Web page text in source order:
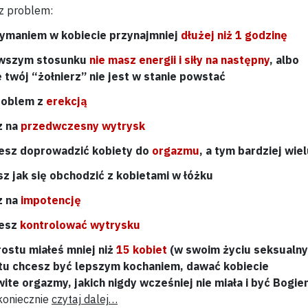
problem:
w kobiecie przynajmniej dłużej niż 1 godzinę
stosunku nie masz energii i siły na następny, albo
twój “żołnierz” nie jest w stanie powstać
z erekcją
na przedwczesny wytrysk
doprowadzić kobiety do orgazmu, a tym bardziej
jak się obchodzić z kobietami w łóżku
na impotencję
kontrolować wytrysku
miałeś mniej niż 15 kobiet (w swoim życiu
chcesz być lepszym kochaniem, dawać kobiecie
orgazmy, jakich nigdy wcześniej nie miała i być
czytaj dalej…